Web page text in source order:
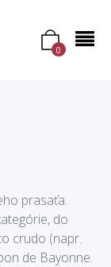
0
prasaťa.
do
crudo (napr.
de Bayonne.